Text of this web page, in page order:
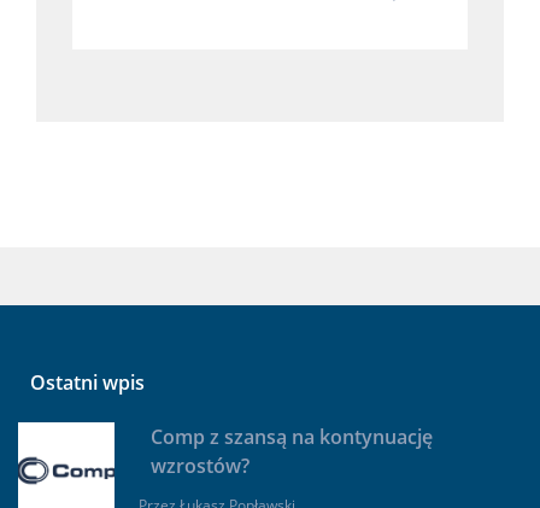
Ostatni wpis
Comp z szansą na kontynuację
wzrostów?